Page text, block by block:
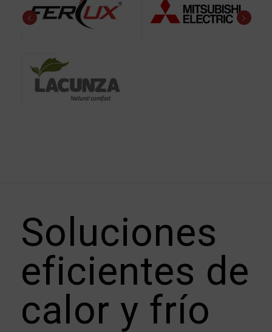
Soluciones
eficientes de
calor y frío